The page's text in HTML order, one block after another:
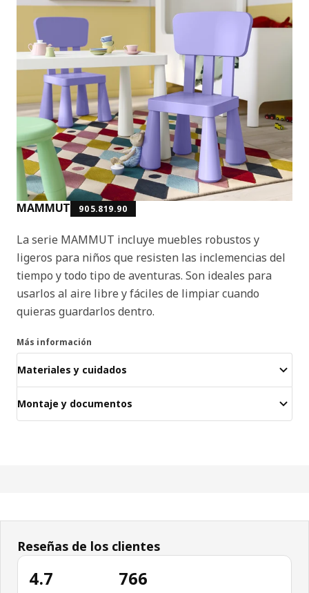
MAMMUT 905.819.90
La serie MAMMUT incluye muebles robustos y
ligeros para niños que resisten las inclemencias del
tiempo y todo tipo de aventuras. Son ideales para
usarlos al aire libre y fáciles de limpiar cuando
quieras guardarlos dentro.
Más información
Materiales y cuidados
Montaje y documentos
Reseñas de los clientes
4.7 766